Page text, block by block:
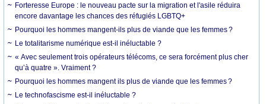
Forteresse Europe : le nouveau pacte sur la migration et l'asile réduira
encore davantage les chances des réfugiés LGBTQ+
Pourquoi les hommes mangent-ils plus de viande que les femmes ?
Le totalitarisme numérique est-il inéluctable ?
« Avec seulement trois opérateurs télécoms, ce sera forcément plus cher
qu’à quatre ». Vraiment ?
Pourquoi les hommes mangent ils plus de viande que les femmes ?
Le technofascisme est-il inéluctable ?